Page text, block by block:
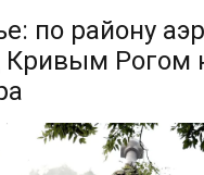
по району
Кривым Рогом